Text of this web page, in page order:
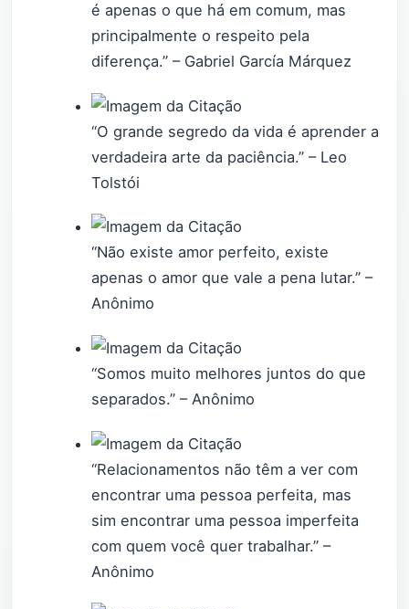
é apenas o que há em comum, mas
principalmente o respeito pela
diferença.” – Gabriel García Márquez
“O grande segredo da vida é aprender a
verdadeira arte da paciência.” – Leo
Tolstói
“Não existe amor perfeito, existe
apenas o amor que vale a pena lutar.” –
Anônimo
“Somos muito melhores juntos do que
separados.” – Anônimo
“Relacionamentos não têm a ver com
encontrar uma pessoa perfeita, mas
sim encontrar uma pessoa imperfeita
com quem você quer trabalhar.” –
Anônimo